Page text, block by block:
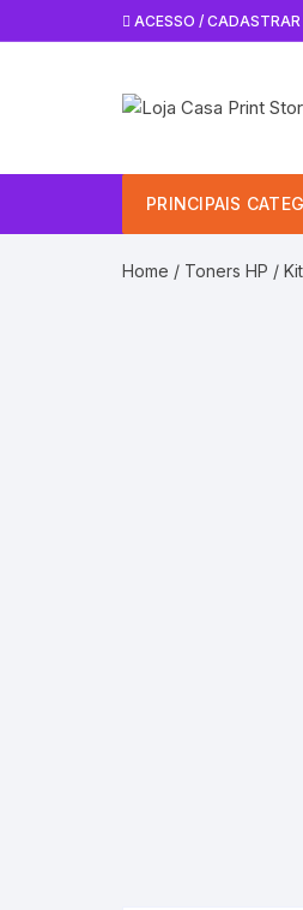
para
ACESSO / CADASTRAR
PRINCIPAIS
Home / Toners HP /